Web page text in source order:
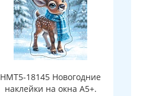
НМТ5-18145 Новогодние
наклейки на окна А5+.